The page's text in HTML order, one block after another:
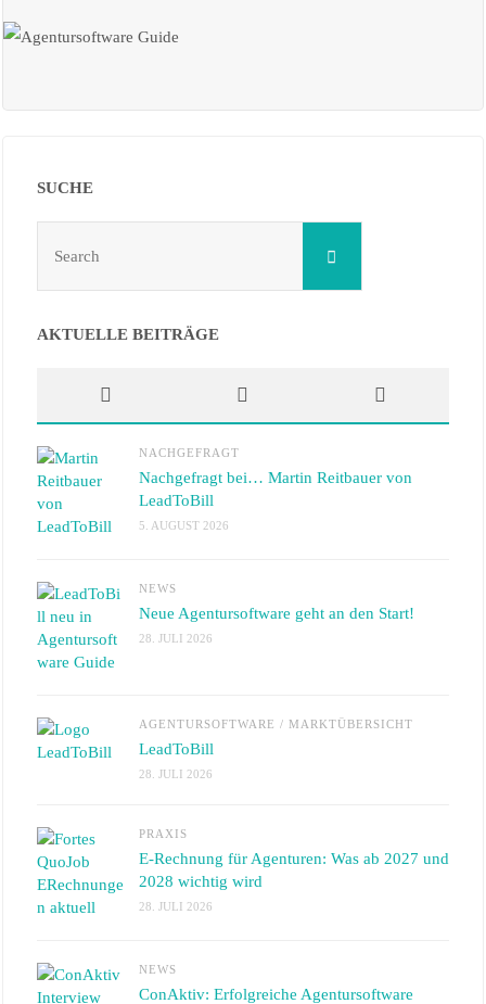
SUCHE
Search
AKTUELLE BEITRÄGE
NACHGEFRAGT
Nachgefragt bei… Martin Reitbauer von
LeadToBill
5. AUGUST 2026
NEWS
Neue Agentursoftware geht an den Start!
28. JULI 2026
AGENTURSOFTWARE / MARKTÜBERSICHT
LeadToBill
28. JULI 2026
PRAXIS
E-Rechnung für Agenturen: Was ab 2027 und
2028 wichtig wird
28. JULI 2026
NEWS
ConAktiv: Erfolgreiche Agentursoftware